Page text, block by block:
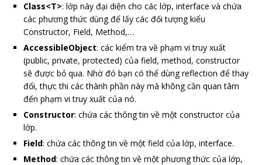
Class<T>: lớp này đại diện cho các lớp, interface và chứa
các phương thức dùng để lấy các đối tượng kiểu
Constructor, Field, Method,…
AccessibleObject: các kiểm tra về phạm vi truy xuất
(public, private, protected) của field, method, constructor
sẽ được bỏ qua. Nhờ đó bạn có thể dùng reflection để thay
đổi, thực thi các thành phần này mà không cần quan tâm
đến phạm vi truy xuất của nó.
Constructor: chứa các thông tin về một constructor của
lớp.
Field: chứa các thông tin về một field của lớp, interface.
Method: chứa các thông tin về một phương thức của lớp,